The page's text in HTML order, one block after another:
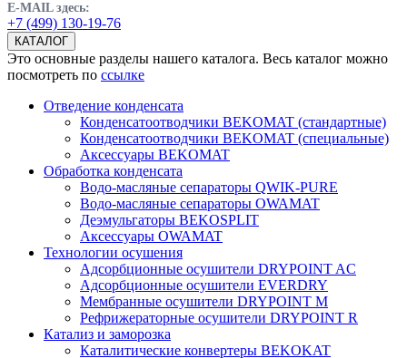
E-MAIL здесь:
+7 (499) 130-19-76
КАТАЛОГ
Это основные разделы нашего каталога. Весь каталог можно
посмотреть по ссылке
Отведение конденсата
Конденсатоотводчики BEKOMAT (стандартные)
Конденсатоотводчики BEKOMAT (специальные)
Аксессуары BEKOMAT
Обработка конденсата
Водо-масляные сепараторы QWIK-PURE
Водо-масляные сепараторы OWAMAT
Деэмульгаторы BEKOSPLIT
Аксессуары OWAMAT
Технологии осушения
Адсорбционные осушители DRYPOINT AC
Адсорбционные осушители EVERDRY
Мембранные осушители DRYPOINT M
Рефрижераторные осушители DRYPOINT R
Катализ и заморозка
Каталитические конвертеры BEKOKAT